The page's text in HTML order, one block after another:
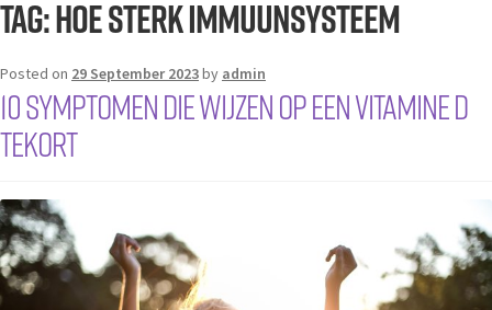
Tag:hoe sterk immuunsysteem
Posted on 29 September 2023by admin
10 symptomen die wijzen op een vitamine D
tekort